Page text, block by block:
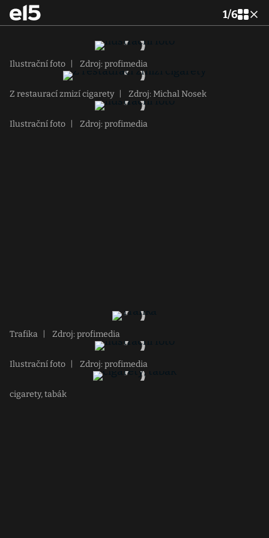
1/6
Ilustrační foto Zdroj: profimedia
Z restaurací zmizí cigarety Zdroj: Michal Nosek
Ilustrační foto Zdroj: profimedia
Trafika Zdroj: profimedia
Ilustrační foto Zdroj: profimedia
cigarety, tabák